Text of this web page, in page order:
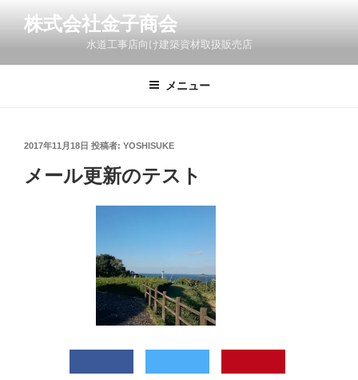
ン
株式会社金子商会
水道工事店向け建築資材取扱販売店
メニュー
投
日:
2017年11月18日 投稿者: YOSHISUKE
メール更新のテスト